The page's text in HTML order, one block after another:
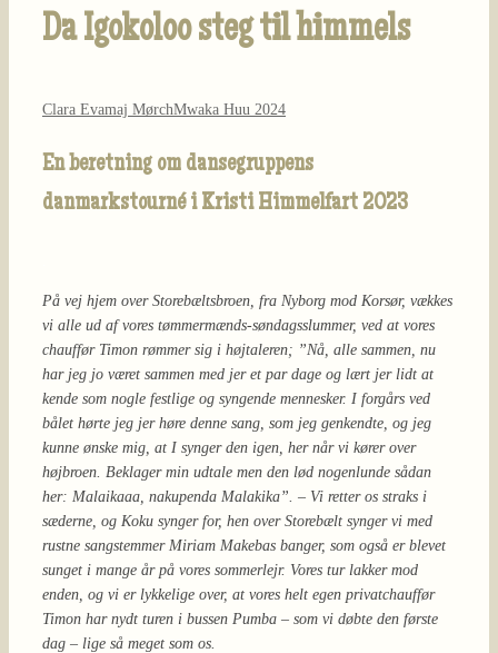
Da Igokoloo steg til himmels
Clara Evamaj MørchMwaka Huu 2024
En beretning om dansegruppens
danmarkstourné i Kristi Himmelfart 2023
På vej hjem over Storebæltsbroen, fra Nyborg mod Korsør, vækkes
vi alle ud af vores tømmermænds-søndagsslummer, ved at vores
chauffør Timon rømmer sig i højtaleren; ”Nå, alle sammen, nu
har jeg jo været sammen med jer et par dage og lært jer lidt at
kende som nogle festlige og syngende mennesker. I forgårs ved
bålet hørte jeg jer høre denne sang, som jeg genkendte, og jeg
kunne ønske mig, at I synger den igen, her når vi kører over
højbroen. Beklager min udtale men den lød nogenlunde sådan
her: Malaikaaa, nakupenda Malakika”. – Vi retter os straks i
sæderne, og Koku synger for, hen over Storebælt synger vi med
rustne sangstemmer Miriam Makebas banger, som også er blevet
sunget i mange år på vores sommerlejr. Vores tur lakker mod
enden, og vi er lykkelige over, at vores helt egen privatchauffør
Timon har nydt turen i bussen Pumba – som vi døbte den første
dag – lige så meget som os.